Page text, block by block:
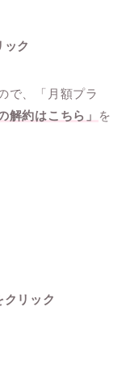
ック
で、「月額プラ
解約はこちら」
を
クリック